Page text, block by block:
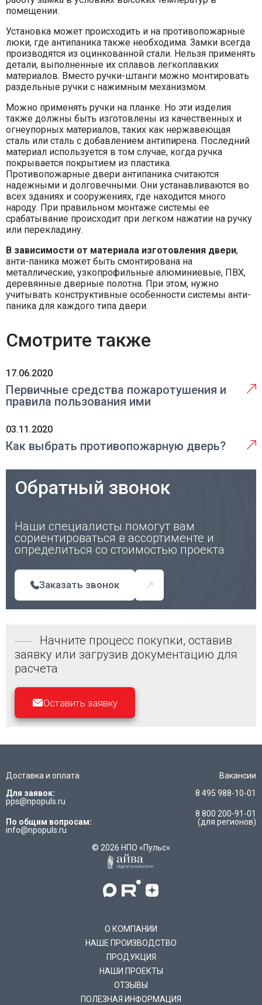
помещении.
Установка может происходить и на противопожарные
люки, где антипаника также необходима. Замки всегда
производятся из оцинкованной стали. Нельзя применять
детали, выполненные их сплавов легкоплавких
материалов. Вместо ручки-штанги можно монтировать
раздельные ручки с нажимным механизмом.
Можно применять ручки на планке. Но эти изделия
также должны быть изготовлены из качественных и
огнеупорных материалов, таких как нержавеющая
сталь или сталь с добавлением антипирена. Последний
материал используется в том случае, когда ручка
покрывается покрытием из пластика.
Противопожарные двери антипаника считаются
надежными и долговечными. Они устанавливаются во
всех зданиях и сооружениях, где находится много
народу. При правильном монтаже системы ее
срабатывание происходит при легком нажатии на ручку
или перекладину.
В зависимости от материала изготовления двери,
анти-паника может быть смонтирована на
металлические, узкопрофильные алюминиевые, ПВХ,
деревянные дверные полотна. При этом, нужно
учитывать конструктивные особенности системы анти-
паника для каждого типа двери.
Смотрите также
17.06.2020
Первичные средства пожаротушения и
правила пользования ими
03.11.2020
Как выбрать противопожарную дверь?
Обратный звонок
Наши специалисты помогут вам
сориентироваться в ассортименте и
определиться со стоимостью проекта
Заказать звонок
Начните процесс покупки, оставив
заявку или загрузив документацию для
расчета
Оставить заявку
Доставка и оплата
Вакансии
Для заявок:
pps@npopuls.ru
По общим вопросам:
info@npopuls.ru
8 495 988-10-01
8 800 200-91-01
(для регионов)
© 2026 НПО «Пульс»
О КОМПАНИИ
НАШЕ ПРОИЗВОДСТВО
ПРОДУКЦИЯ
НАШИ ПРОЕКТЫ
ОТЗЫВЫ
ПОЛЕЗНАЯ ИНФОРМАЦИЯ